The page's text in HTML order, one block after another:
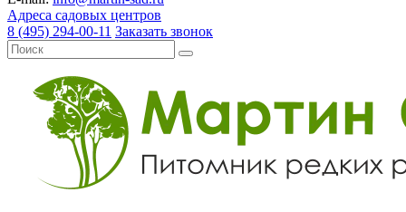
Адреса садовых центров
8 (495) 294-00-11 Заказать звонок